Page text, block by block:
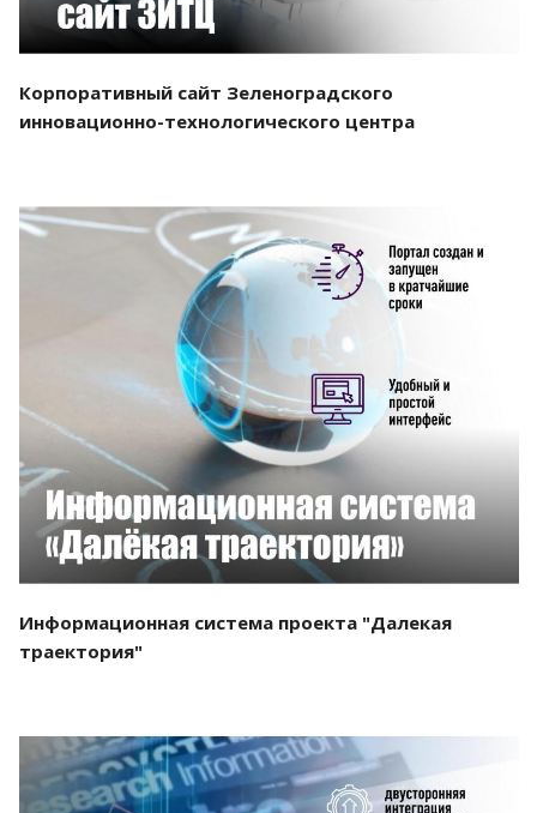
Корпоративный сайт Зеленоградского
инновационно-технологического центра
Смотреть проект
Информационная система проекта "Далекая
траектория"